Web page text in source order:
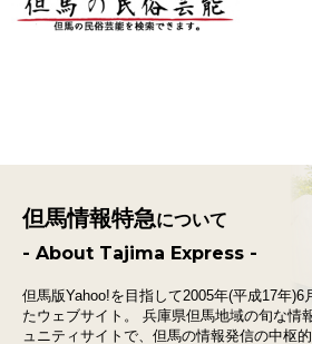
但馬情報特急について
- About Tajima Express -
但馬版Yahoo!を目指して2005年(平成17年)6
たウェブサイト。
兵庫県但馬地域の旬な情
ュニティサイトで、 但馬の情報発信の中枢